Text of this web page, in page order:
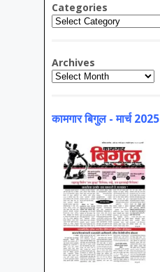
Categories
Categories
Archives
Archives
कामगार बिगुल - मार्च 2025